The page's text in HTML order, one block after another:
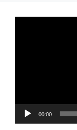
00:00